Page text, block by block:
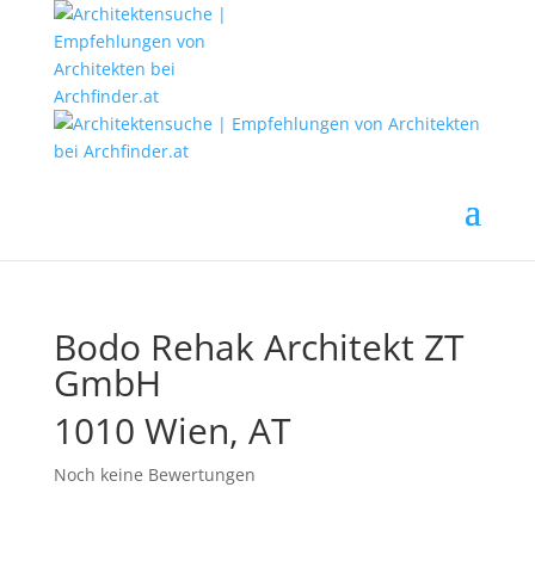
Bodo Rehak Architekt ZT
GmbH
1010 Wien, AT
Noch keine Bewertungen